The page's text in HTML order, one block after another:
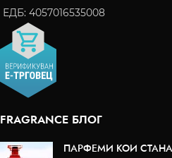
ЕДБ: 4057016535008
FRAGRANCE БЛОГ
ПАРФЕМИ КОИ